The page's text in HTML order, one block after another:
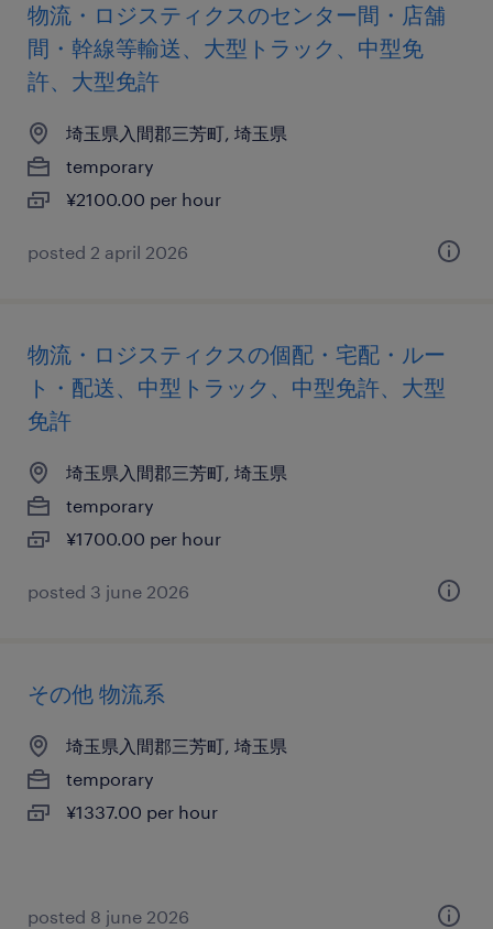
物流・ロジスティクスのセンター間・店舗
間・幹線等輸送、大型トラック、中型免
許、大型免許
埼玉県入間郡三芳町, 埼玉県
temporary
¥2100.00 per hour
posted 2 april 2026
物流・ロジスティクスの個配・宅配・ルー
ト・配送、中型トラック、中型免許、大型
免許
埼玉県入間郡三芳町, 埼玉県
temporary
¥1700.00 per hour
posted 3 june 2026
その他 物流系
埼玉県入間郡三芳町, 埼玉県
temporary
¥1337.00 per hour
posted 8 june 2026